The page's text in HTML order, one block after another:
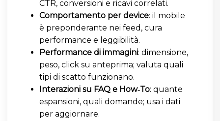
CTR, conversioni e ricavi correlati.
Comportamento per device: il mobile
è preponderante nei feed, cura
performance e leggibilità.
Performance di immagini: dimensione,
peso, click su anteprima; valuta quali
tipi di scatto funzionano.
Interazioni su FAQ e How‑To: quante
espansioni, quali domande; usa i dati
per aggiornare.